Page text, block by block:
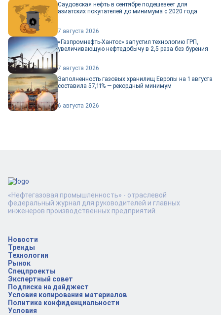
Саудовская нефть в сентябре подешевеет для
азиатских покупателей до минимума с 2020 года
7 августа 2026
«Газпромнефть-Хантос» запустил технологию ГРП,
увеличивающую нефтедобычу в 2,5 раза без бурения
7 августа 2026
Заполненность газовых хранилищ Европы на 1 августа
составила 57,11% — рекордный минимум
6 августа 2026
Новости
Тренды
Технологии
Рынок
Спецпроекты
Экспертный совет
Подписка на дайджест
Условия копирования материалов
Политика конфиденциальности
Условия
«Нефтегазовая промышленность» - отраслевой
федеральный журнал для руководителей и главных
инженеров производственных предприятий.